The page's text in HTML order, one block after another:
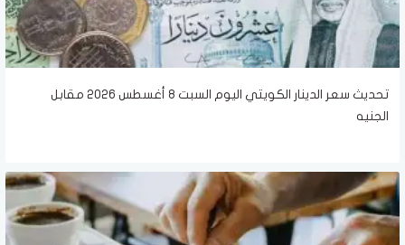
تحديث سعر الدينار الكويتي اليوم السبت 8 أغسطس 2026 مقابل
الجنيه